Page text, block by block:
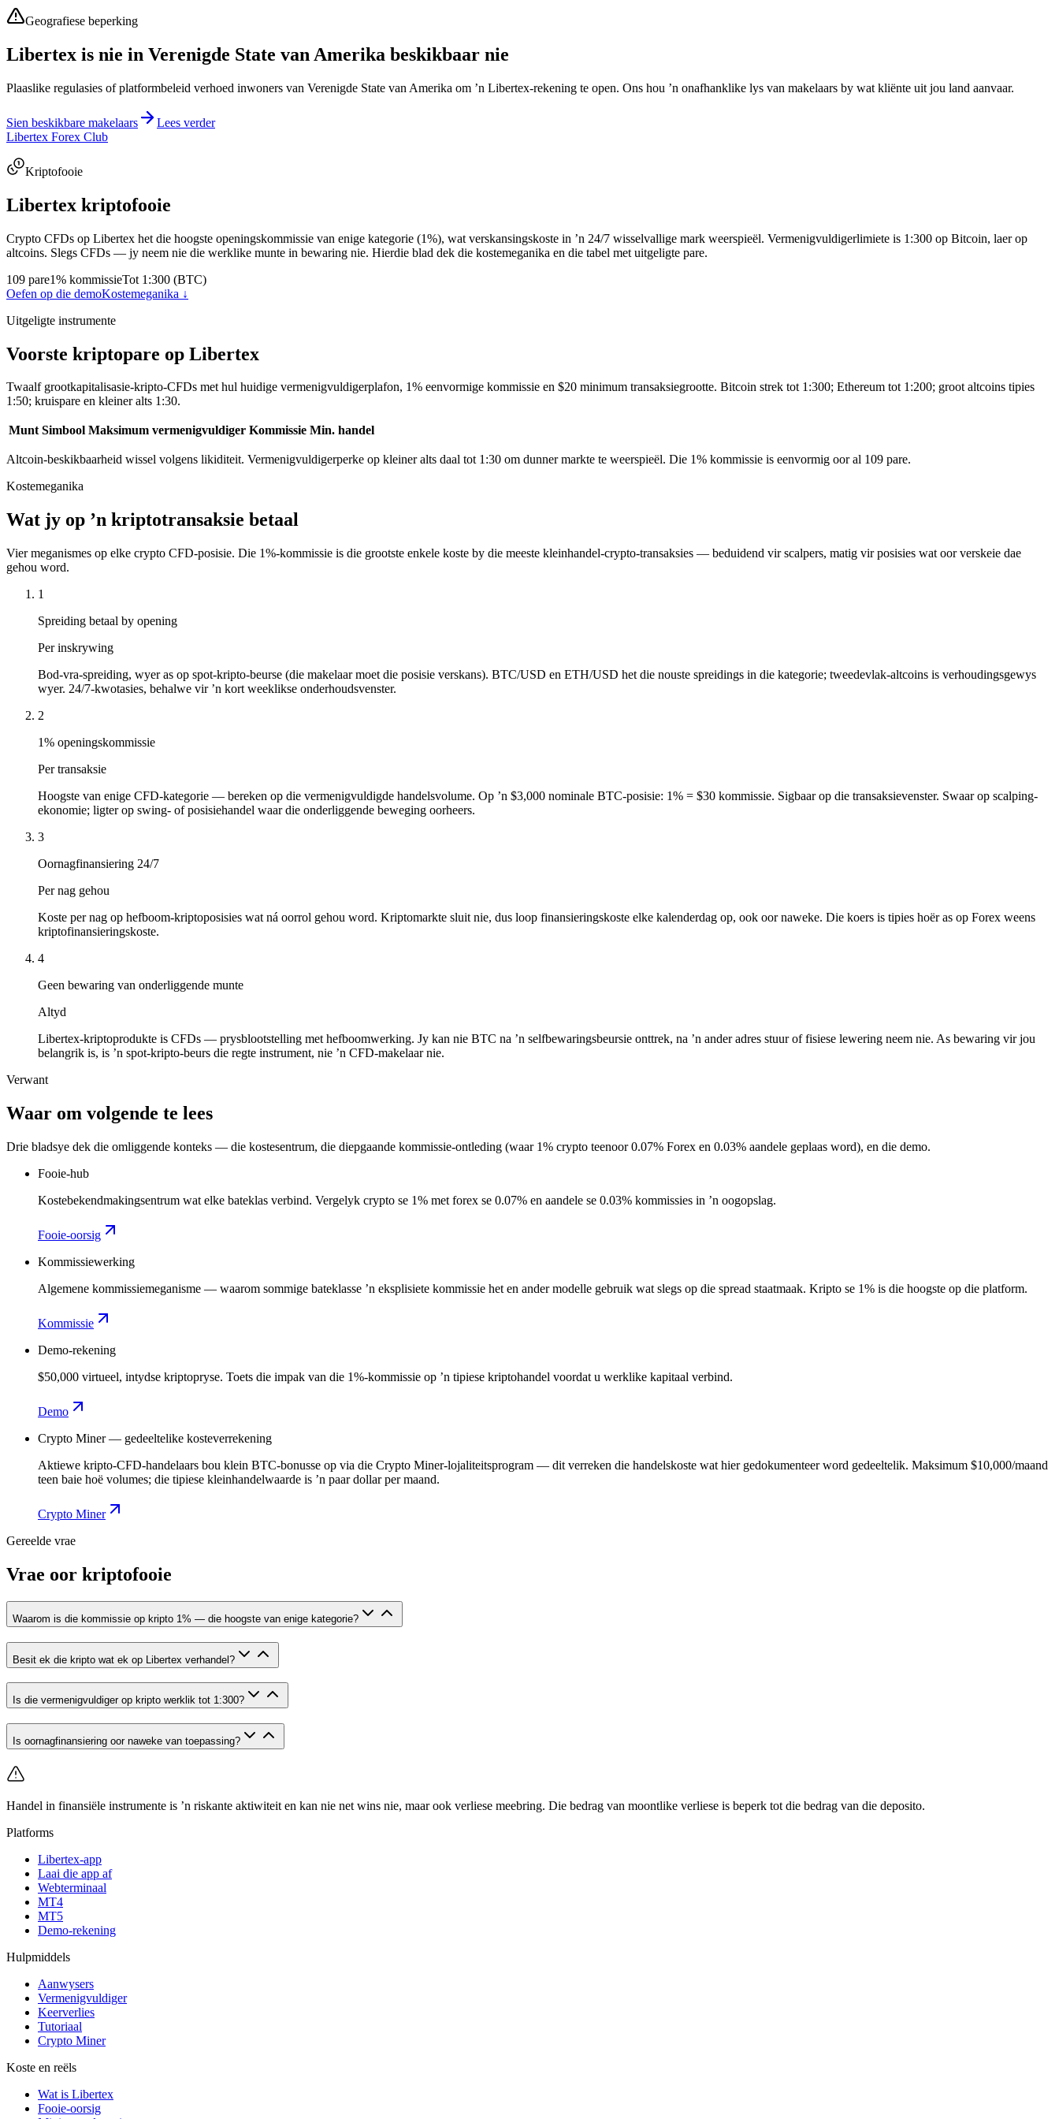
Geografiese beperking
Libertex is nie in Verenigde State van Amerika beskikbaar nie
Plaaslike regulasies of platformbeleid verhoed inwoners van Verenigde State van Amerika om ’n Libertex-rekening te open. Ons hou ’n onafhanklike lys van makelaars by wat kliënte uit jou land aanvaar.
Sien beskikbare makelaars
Lees verder
Libertex Forex Club
Kriptofooie
Libertex kriptofooie
Crypto CFDs op Libertex het die hoogste openingskommissie van enige kategorie (1%), wat verskansingskoste in ’n 24/7 wisselvallige mark weerspieël. Vermenigvuldigerlimiete is 1:300 op Bitcoin, laer op
altcoins. Slegs CFDs — jy neem nie die werklike munte in bewaring nie. Hierdie blad dek die kostemeganika en die tabel met uitgeligte pare.
109 pare1% kommissieTot 1:300 (BTC)
Oefen op die demoKostemeganika ↓
Uitgeligte instrumente
Voorste kriptopare op Libertex
Twaalf grootkapitalisasie-kripto-CFDs met hul huidige vermenigvuldigerplafon, 1% eenvormige kommissie en $20 minimum transaksiegrootte. Bitcoin strek tot 1:300; Ethereum tot 1:200; groot altcoins tipies
1:50; kruispare en kleiner alts 1:30.
Munt Simbool Maksimum vermenigvuldiger Kommissie Min. handel
Altcoin-beskikbaarheid wissel volgens likiditeit. Vermenigvuldigerperke op kleiner alts daal tot 1:30 om dunner markte te weerspieël. Die 1% kommissie is eenvormig oor al 109 pare.
Kostemeganika
Wat jy op ’n kriptotransaksie betaal
Vier meganismes op elke crypto CFD-posisie. Die 1%-kommissie is die grootste enkele koste by die meeste kleinhandel-crypto-transaksies — beduidend vir scalpers, matig vir posisies wat oor verskeie dae
gehou word.
1
Spreiding betaal by opening
Per inskrywing
Bod-vra-spreiding, wyer as op spot-kripto-beurse (die makelaar moet die posisie verskans). BTC/USD en ETH/USD het die nouste spreidings in die kategorie; tweedevlak-altcoins is verhoudingsgewys
wyer. 24/7-kwotasies, behalwe vir ’n kort weeklikse onderhoudsvenster.
2
1% openingskommissie
Per transaksie
Hoogste van enige CFD-kategorie — bereken op die vermenigvuldigde handelsvolume. Op ’n $3,000 nominale BTC-posisie: 1% = $30 kommissie. Sigbaar op die transaksievenster. Swaar op scalping-
ekonomie; ligter op swing- of posisiehandel waar die onderliggende beweging oorheers.
3
Oornagfinansiering 24/7
Per nag gehou
Koste per nag op hefboom-kriptoposisies wat ná oorrol gehou word. Kriptomarkte sluit nie, dus loop finansieringskoste elke kalenderdag op, ook oor naweke. Die koers is tipies hoër as op Forex weens
kriptofinansieringskoste.
4
Geen bewaring van onderliggende munte
Altyd
Libertex-kriptoprodukte is CFDs — prysblootstelling met hefboomwerking. Jy kan nie BTC na ’n selfbewaringsbeursie onttrek, na ’n ander adres stuur of fisiese lewering neem nie. As bewaring vir jou
belangrik is, is ’n spot-kripto-beurs die regte instrument, nie ’n CFD-makelaar nie.
Verwant
Waar om volgende te lees
Drie bladsye dek die omliggende konteks — die kostesentrum, die diepgaande kommissie-ontleding (waar 1% crypto teenoor 0.07% Forex en 0.03% aandele geplaas word), en die demo.
Fooie-hub
Kostebekendmakingsentrum wat elke bateklas verbind. Vergelyk crypto se 1% met forex se 0.07% en aandele se 0.03% kommissies in ’n oogopslag.
Fooie-oorsig
Kommissiewerking
Algemene kommissiemeganisme — waarom sommige bateklasse ’n eksplisiete kommissie het en ander modelle gebruik wat slegs op die spread staatmaak. Kripto se 1% is die hoogste op die platform.
Kommissie
Demo-rekening
$50,000 virtueel, intydse kriptopryse. Toets die impak van die 1%-kommissie op ’n tipiese kriptohandel voordat u werklike kapitaal verbind.
Demo
Crypto Miner — gedeeltelike kosteverrekening
Aktiewe kripto-CFD-handelaars bou klein BTC-bonusse op via die Crypto Miner-lojaliteitsprogram — dit verreken die handelskoste wat hier gedokumenteer word gedeeltelik. Maksimum $10,000/maand
teen baie hoë volumes; die tipiese kleinhandelwaarde is ’n paar dollar per maand.
Crypto Miner
Gereelde vrae
Vrae oor kriptofooie
Waarom is die kommissie op kripto 1% — die hoogste van enige kategorie?
Besit ek die kripto wat ek op Libertex verhandel?
Is die vermenigvuldiger op kripto werklik tot 1:300?
Is oornagfinansiering oor naweke van toepassing?
Handel in finansiële instrumente is ’n riskante aktiwiteit en kan nie net wins nie, maar ook verliese meebring. Die bedrag van moontlike verliese is beperk tot die bedrag van die deposito.
Platforms
Libertex-app
Laai die app af
Webterminaal
MT4
MT5
Demo-rekening
Hulpmiddels
Aanwysers
Vermenigvuldiger
Keerverlies
Tutoriaal
Crypto Miner
Koste en reëls
Wat is Libertex
Fooie-oorsig